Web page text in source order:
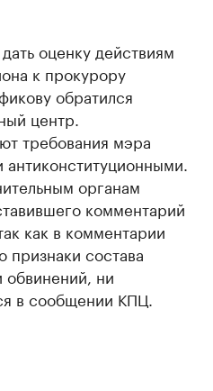
оценку действиям
к прокурору
обратился
центр.
требования мэра
органам
комментарий
как в комментарии
признаки состава
обвинений, ни
в сообщении КПЦ.